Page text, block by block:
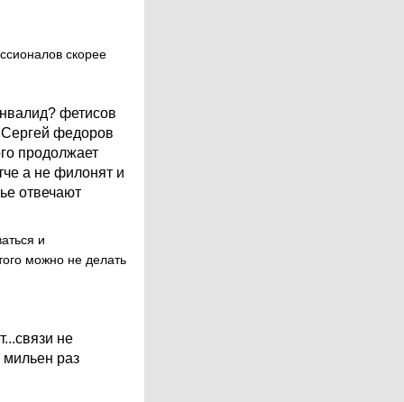
скорее
фетисов
Сергей федоров
продолжает
а не филонят и
отвечают
и
можно не делать
не
мильен раз